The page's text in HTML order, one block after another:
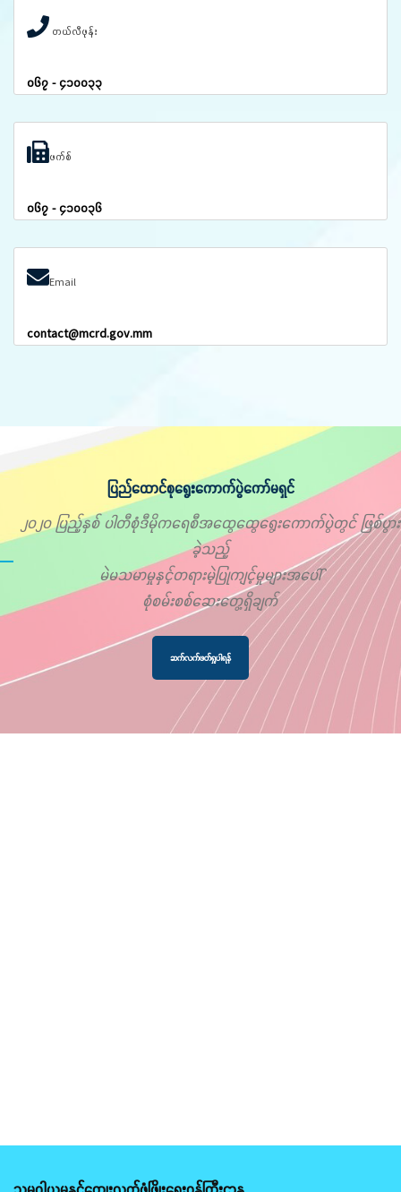
တယ်လီဖုန်း
၀၆၇ - ၄၁၀၀၃၃
ဖက်စ်
၀၆၇ - ၄၁၀၀၃၆
Email
contact@mcrd.gov.mm
ပြည်ထောင်စုရွေးကောက်ပွဲကော်မရှင်
၂၀၂၀ ပြည့်နှစ် ပါတီစုံဒီမိုကရေစီအထွေထွေရွေးကောက်ပွဲတွင် ဖြစ်ပွား
ခဲ့သည့်
မဲမသမာမှုနှင့်တရားမဲ့ပြုကျင့်မှုများအပေါ်
စုံစမ်းစစ်ဆေးတွေ့ရှိချက်
ဆက်လက်ဖတ်ရှုပါရန်